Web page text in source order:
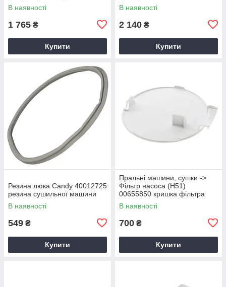
В наявності
1 765 ₴
Купити
В наявності
2 140 ₴
Купити
Резина люка Candy 40012725
резина сушильної машини
В наявності
549 ₴
Купити
Пральні машини, сушки ->
Фільтр насоса (Н51)
00655850 кришка фільтра
(А41)
В наявності
700 ₴
Купити